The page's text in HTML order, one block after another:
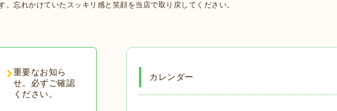
。忘れかけていたスッキリ感と笑顔を当店で取り戻してください。
カレンダー
重要なお知ら
せ。必ずご確認
ください。